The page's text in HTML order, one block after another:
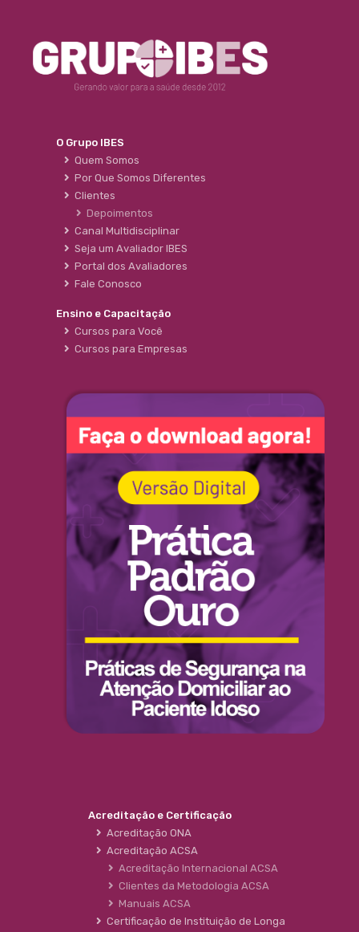
O Grupo IBES
Quem Somos
Por Que Somos Diferentes
Clientes
Depoimentos
Canal Multidisciplinar
Seja um Avaliador IBES
Portal dos Avaliadores
Fale Conosco
Ensino e Capacitação
Cursos para Você
Cursos para Empresas
Acreditação e Certificação
Acreditação ONA
Acreditação ACSA
Acreditação Internacional ACSA
Clientes da Metodologia ACSA
Manuais ACSA
Certificação de Instituição de Longa